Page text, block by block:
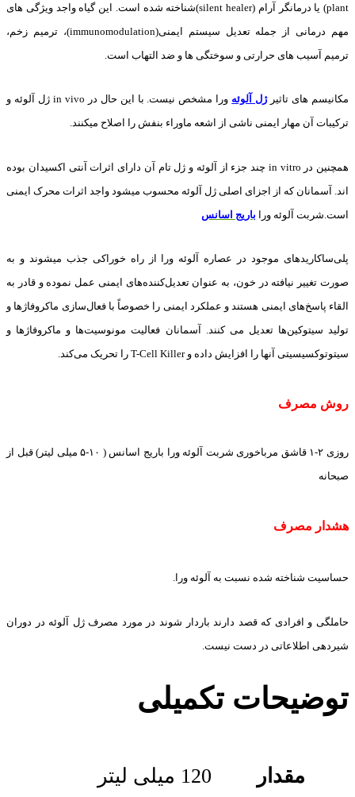
plant) یا درمانگر آرام (silent healer)شناخته شده است. این گیاه واجد ویژگی های
مهم درمانی از جمله تعدیل سیستم ایمنی(immunomodulation)، ترمیم زخم،
ترمیم آسیب های حرارتی و سوختگی ها و ضد التهاب است.
مکانیسم های تاثیرژل آلوئه
ورا مشخص نیست. با این حال در in vivo ژل آلوئه و
ترکیبات آن مهار ایمنی ناشی از اشعه ماوراء بنفش را اصلاح میکنند.
همچنین در in vitro چند جزء از آلوئه و ژل تام آن دارای اثرات آنتی اکسیدان بوده
اند. آسمانان که از اجزای اصلی ژل آلوئه محسوب میشود واجد اثرات محرک ایمنی
است.شربت آلوئه ورا باریج اسانس
پلی‌ساکاریدهای موجود در عصاره آلوئه ورا از راه خوراکی جذب میشوند و به
صورت تغییر نیافته در خون، به عنوان تعدیل‌کننده‌های ایمنی عمل نموده و قادر به
القاء پاسخ‌های ایمنی هستند و عملکرد ایمنی را خصوصاً با فعال‌سازی ماکروفاژها و
تولید سیتوکین‌ها تعدیل می‌ کنند. آسمانان فعالیت مونوسیت‌ها و ماکروفاژها و
سیتوتوکسیسیتی آنها را افزایش داده و T-Cell Killer را تحریک می‌کند.
روش مصرف
روزی ۲-۱ قاشق مرباخوری شربت آلوئه ورا باریج اسانس ( ۱۰-۵ میلی لیتر) قبل از
صبحانه
هشدار مصرف
حساسیت شناخته شده نسبت به آلوئه ورا.
حاملگی و افرادی که قصد دارند باردار شوند در مورد مصرف ژل آلوئه در دوران
شیردهی اطلاعاتی در دست نیست.
توضیحات تکمیلی
مقدار 120 میلی لیتر